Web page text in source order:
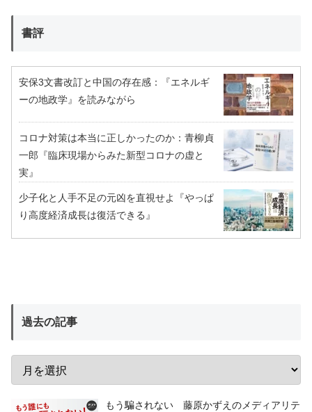
書評
安保3文書改訂と中国の存在感：『エネルギ
ーの地政学』を読みながら
コロナ対策は本当に正しかったのか：青柳貞
一郎『臨床現場からみた新型コロナの虚と
実』
少子化と人手不足の元凶を直視せよ『やっぱ
り高度経済成長は復活できる』
過去の記事
もう騙されない 藤原かずえのメディアリテ